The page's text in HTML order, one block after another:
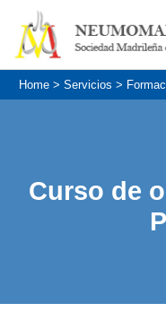
Home> Servicios >
Curso de